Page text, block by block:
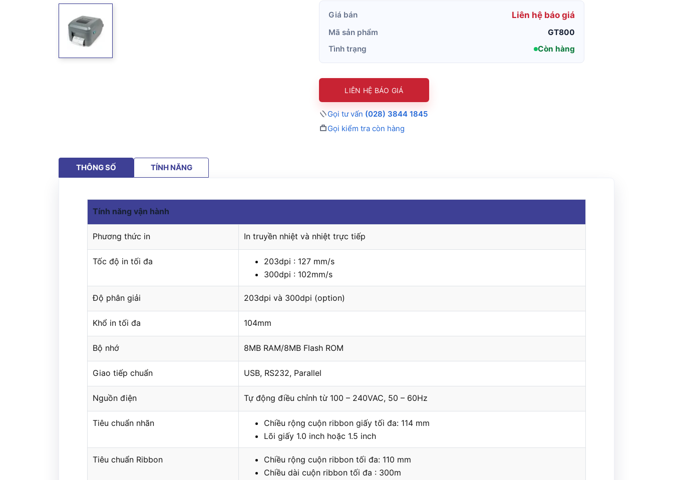
Giá bán Liên hệ báo giá
Mã sản phẩm
GT800
Tình trạng
Còn hàng
LIÊN HỆ BÁO GIÁ
Gọi tư vấn (028) 3844 1845
Gọi kiểm tra còn hàng
THÔNG SỐ TÍNH NĂNG
Tính năng vận hành
Phương thức in In truyền nhiệt và nhiệt trực tiếp
Tốc độ in tối đa
203dpi : 127 mm/s
300dpi : 102mm/s
Độ phân giải 203dpi và 300dpi (option)
Khổ in tối đa 104mm
Bộ nhớ 8MB RAM/8MB Flash ROM
Giao tiếp chuẩn USB, RS232, Parallel
Nguồn điện Tự động điều chỉnh từ 100 – 240VAC, 50 – 60Hz
Tiêu chuẩn nhãn
Chiều rộng cuộn ribbon giấy tối đa: 114 mm
Lõi giấy 1.0 inch hoặc 1.5 inch
Tiêu chuẩn Ribbon
Chiều rộng cuộn ribbon tối đa: 110 mm
Chiều dài cuộn ribbon tối đa : 300m